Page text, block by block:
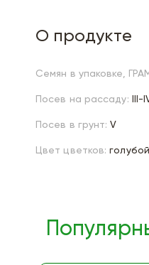
О продукте
Семян в упаковке,
Посев на рассаду: III-
Посев в грунт: V
Цвет цветков: голубой